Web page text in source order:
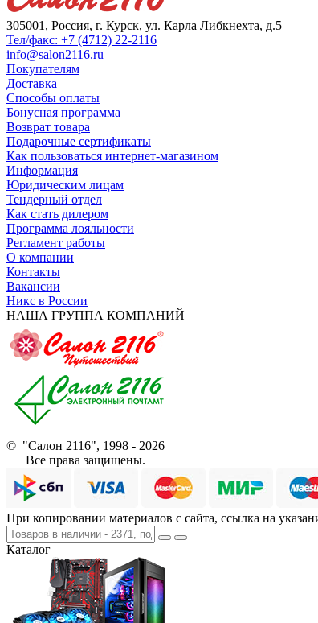
305001, Россия, г. Курск, ул. Карла Либкнехта, д.5
Тел/факс: +7 (4712) 22-2116
info@salon2116.ru
Покупателям
Доставка
Способы оплаты
Бонусная программа
Возврат товара
Подарочные сертификаты
Как пользоваться интернет-магазином
Информация
Юридическим лицам
Тендерный отдел
Как стать дилером
Программа лояльности
Регламент работы
О компании
Контакты
Вакансии
Никс в России
НАША ГРУППА КОМПАНИЙ
© "Салон 2116", 1998 - 2026
Все права защищены.
При копировании материалов с сайта, ссылка на
Каталог